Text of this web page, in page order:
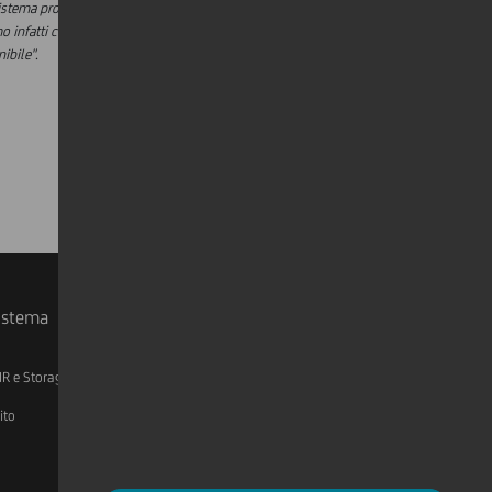
produttivo verso forme di investimento
infatti che la sostenibilità costituisca un forte
e Storage